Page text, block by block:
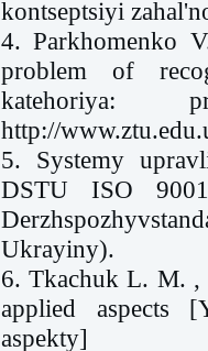
kontseptsiyi
4. Parkhomenko
problem of
katehoriya:
http://
5. Systemy
DSTU ISO
Ukrayiny).
6. Tkachuk L. M. ,
applied aspects